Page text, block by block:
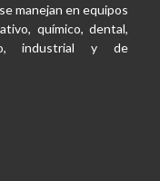
manejan en equipos
químico, dental,
industrial y de